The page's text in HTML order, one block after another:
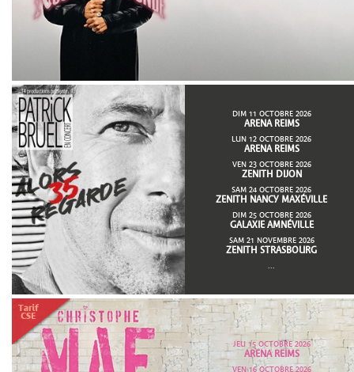
DIM 11 OCTOBRE 2026
ARENA REIMS
LUN 12 OCTOBRE 2026
ARENA REIMS
VEN 23 OCTOBRE 2026
ZENITH DIJON
SAM 24 OCTOBRE 2026
ZENITH NANCY MAXÉVILLE
DIM 25 OCTOBRE 2026
GALAXIE AMNÉVILLE
SAM 21 NOVEMBRE 2026
ZENITH STRASBOURG
JEU 15 OCTOBRE 2026
ARENA REIMS
VEN 16 OCTOBRE 2026